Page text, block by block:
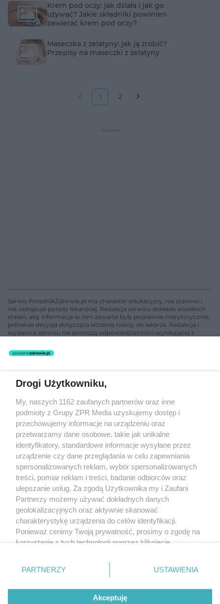
Krem pod oczy: jak działa i jak go
używać? Jakie składniki powinien
zawierać krem pod oczy?
Maseczka z żelatyny: jak ją zrobić?
Przepisy na maseczki z żelatyny
1 2
Serwis PoradnikZdrowie.pl ma charakter edukacyjny, nie stanowi i
nie zastępuje porady lekarskiej. Redakcja serwisu dokłada wszelkich
starań, aby informacje w nim zawarte były poprawne merytorycznie,
jednakże decyzja dotycząca leczenia należy do lekarza. Redakcja i
wydawca serwisu nie ponoszą odpowiedzialności wynikającej z
świadczeń zdrowotnych w rozumieniu art. 3 ust 1 ustawy o
rozpowszechniany lub dalej rozpowszechniany w jakikolwiek sposób
(w tym także elektroniczny lub mechaniczny) na jakimkolwiek polu
eksploatacji w jakiejkolwiek formie, włącznie z umieszczaniem w
Internecie bez pisemnej zgody właściciela praw. Jakiekolwiek użycie
lub wykorzystanie utworów w całości lub w części z naruszeniem
prawa, tzn. bez właściwej zgody, jest zabronione pod groźbą kary i
może być ścigane prawnie.
O nas
Informacje prawne
Nasze serwisy
Drogi Użytkowniku,
My, naszych 1162 zaufanych partnerów oraz inne
podmioty z Grupy ZPR Media uzyskujemy dostęp i
przechowujemy informacje na urządzeniu oraz
przetwarzamy dane osobowe, takie jak unikalne
identyfikatory, standardowe informacje wysyłane przez
urządzenie czy dane przeglądania w celu zapewniania
spersonalizowanych reklam, wybór spersonalizowanych
treści, pomiar reklam i treści, badanie odbiorców oraz
ulepszanie usług. Za zgodą Użytkownika my i Zaufani
Partnerzy możemy używać dokładnych danych
geolokalizacyjnych oraz aktywnie skanować
charakterystykę urządzenia do celów identyfikacji.
Ponieważ cenimy Twoją prywatność, prosimy o zgodę na
korzystanie z tych technologii poprzez kliknięcie
zmienić/wycofać klikając przycisk ustawień prywatności
znajdujący się w lewym dolnym rogu strony
rodzaje przetwarzania danych nie wymagają zgody
użytkownika, ale masz prawo sprzeciwić się takiemu
PARTNERZY USTAWIENIA
Akceptuję